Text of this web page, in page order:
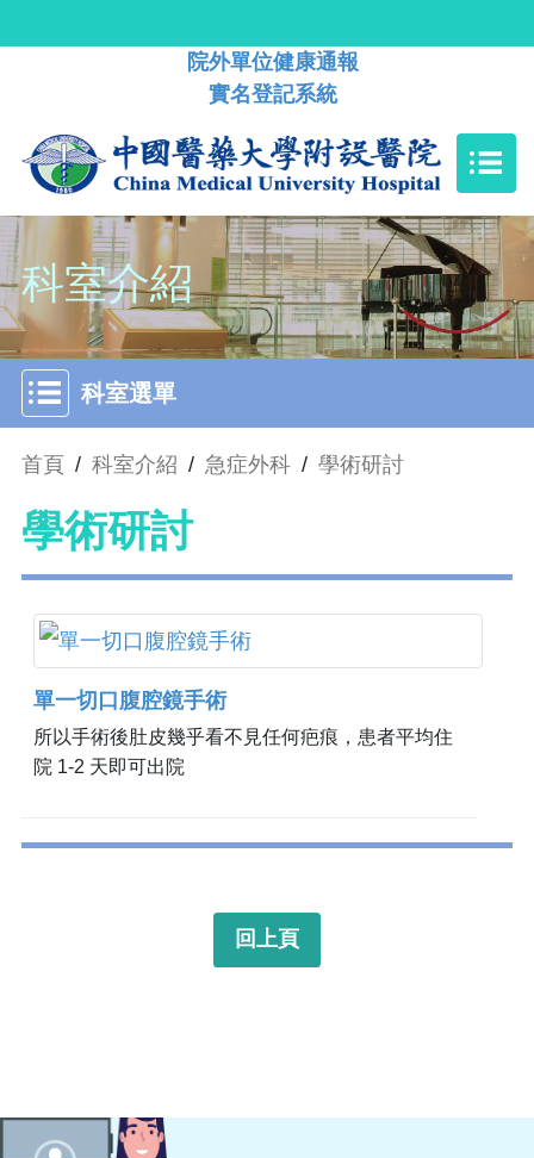
院外單位健康通報
實名登記系統
科室介紹
科室選單
首頁 / 科室介紹 / 急症外科 / 學術研討
學術研討
單一切口腹腔鏡手術
所以手術後肚皮幾乎看不見任何疤痕，患者平均住
院 1-2 天即可出院
回上頁